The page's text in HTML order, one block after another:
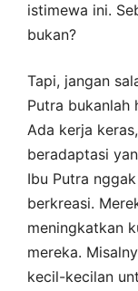
istimewa ini.
bukan?
Tapi, jangan
Putra bukanlah
Ada kerja
beradaptasi
Ibu Putra
berkreasi.
meningkatkan
mereka.
kecil-kecilan